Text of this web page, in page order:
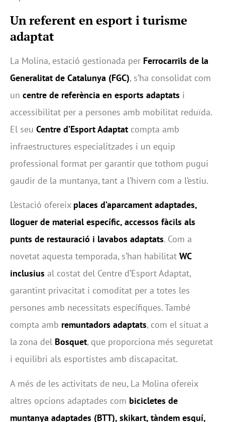
Un referent en esport i turisme
adaptat
La Molina, estació gestionada per Ferrocarrils de la
Generalitat de Catalunya (FGC), s’ha consolidat com
un centre de referència en esports adaptats i
accessibilitat per a persones amb mobilitat reduïda.
El seu Centre d’Esport Adaptat compta amb
infraestructures especialitzades i un equip
professional format per garantir que tothom pugui
gaudir de la muntanya, tant a l’hivern com a l’estiu.
L’estació ofereix places d’aparcament adaptades,
lloguer de material específic, accessos fàcils als
punts de restauració i lavabos adaptats. Com a
novetat aquesta temporada, s’han habilitat WC
inclusius al costat del Centre d’Esport Adaptat,
garantint privacitat i comoditat per a totes les
persones amb necessitats específiques. També
compta amb remuntadors adaptats, com el situat a
la zona del Bosquet, que proporciona més seguretat
i equilibri als esportistes amb discapacitat.
A més de les activitats de neu, La Molina ofereix
altres opcions adaptades com bicicletes de
muntanya adaptades (BTT), skikart, tàndem esquí,